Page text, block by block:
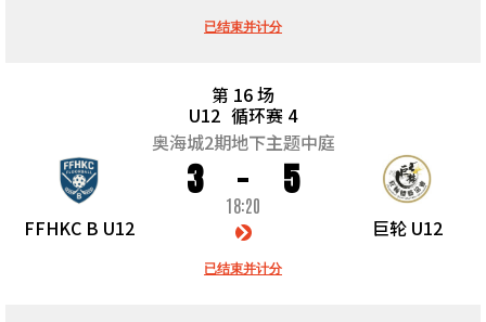
已结束并计分
第 16 场
U12 循环赛 4
奥海城2期地下主题中庭
FFHKC B U12
3 5
18:20
已结束并计分
巨轮 U12